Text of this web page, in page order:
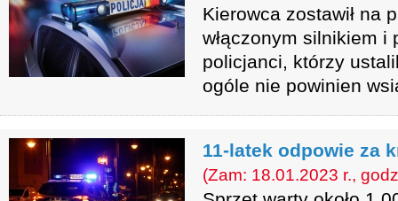
Kierowca zostawił na
włączonym silnikiem i
policjanci, którzy
ogóle nie powinien
11-latek odpowie za
(Zam: 18.01.2023 r.,